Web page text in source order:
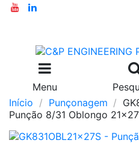
Menu
Início
Punçonagem
Punção 8/31 Oblongo